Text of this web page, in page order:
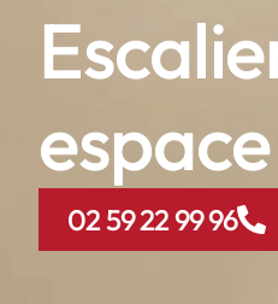
02 59 22 99 96